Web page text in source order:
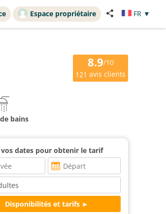
Espace propriétaire FR ▼
8.9/10
121 avis clients
bains
dates pour obtenir le tarif